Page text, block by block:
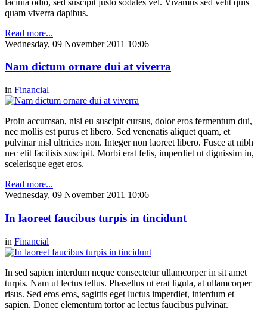
quam viverra dapibus.
Read more...
Wednesday, 09 November 2011 10:06
Nam dictum ornare dui at viverra
in Financial
Proin accumsan, nisi eu suscipit cursus, dolor eros fermentum dui,
nec mollis est purus et libero. Sed venenatis aliquet quam, et
pulvinar nisl ultricies non. Integer non laoreet libero. Fusce at nibh
nec elit facilisis suscipit. Morbi erat felis, imperdiet ut dignissim in,
scelerisque eget eros.
Read more...
Wednesday, 09 November 2011 10:06
In laoreet faucibus turpis in tincidunt
in Financial
In sed sapien interdum neque consectetur ullamcorper in sit amet
turpis. Nam ut lectus tellus. Phasellus ut erat ligula, at ullamcorper
risus. Sed eros eros, sagittis eget luctus imperdiet, interdum et
sapien. Donec elementum tortor ac lectus faucibus pulvinar.